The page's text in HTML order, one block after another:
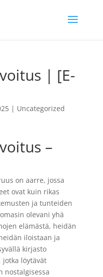
| [E-
| Uncategorized
–
on aarre, jossa
ovat kuin rikas
ja tunteiden
olevani yhä
elämästä, heidän
iloistaan ja
kirjasto
löytävät
nostalgisessa